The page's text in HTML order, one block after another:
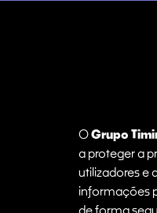
OGrupo
a proteger a
utilizadores e
informações
de forma